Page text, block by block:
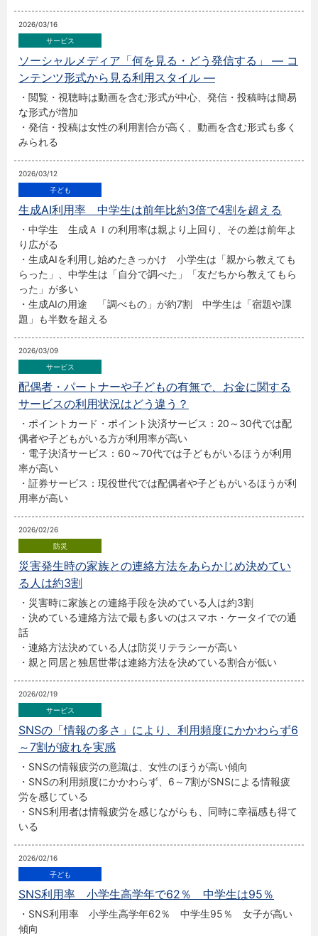
2026/03/16
ソーシャルメディア「何を見る・どう発信する」 ― コ
ンテンツ形式から見る利用スタイル ―
・閲覧・視聴時は動画を含む形式が中心、発信・投稿時は簡易
な形式が増加
・発信・投稿は女性の利用割合が高く、動画を含む形式も多く
みられる
2026/03/12
生成AI利用率 中学生は前年比約3倍で4割を超える
・中学生 生成ＡＩの利用率は親より上回り、その差は前年よ
り広がる
・生成AIを利用し始めたきっかけ 小学生は「親から教えても
らった」、中学生は「自分で調べた」「友だちから教えてもら
った」が多い
・生成AIの用途 「調べもの」が約7割 中学生は「宿題や課
題」も半数を超える
2026/03/09
配偶者・パートナーや子どもの有無で、お金に関する
サービスの利用状況はどう違う？
・ポイントカード・ポイント決済サービス：20～30代では配
偶者や子どもがいる方が利用率が高い
・電子決済サービス：60～70代では子どもがいるほうが利用
率が高い
・証券サービス：現役世代では配偶者や子どもがいるほうが利
用率が高い
2026/02/26
災害発生時の家族との連絡方法をあらかじめ決めてい
る人は約3割
・災害時に家族との連絡手段を決めている人は約3割
・決めている連絡方法で最も多いのはスマホ・ケータイでの通
話
・連絡方法決めている人は防災リテラシーが高い
・親と同居と独居世帯は連絡方法を決めている割合が低い
2026/02/19
SNSの「情報の多さ」により、利用頻度にかかわらず6
～7割が疲れを実感
・SNSの情報疲労の意識は、女性のほうが高い傾向
・SNSの利用頻度にかかわらず、6～7割がSNSによる情報疲
労を感じている
・SNS利用者は情報疲労を感じながらも、同時に幸福感も得て
いる
2026/02/16
SNS利用率 小学生高学年で62％ 中学生は95％
・SNS利用率 小学生高学年62％ 中学生95％ 女子が高い
傾向